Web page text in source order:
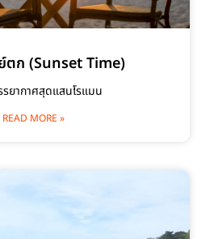
ตก (Sunset Time)
ยากาศสุดแสนโรแมน
READ MORE »